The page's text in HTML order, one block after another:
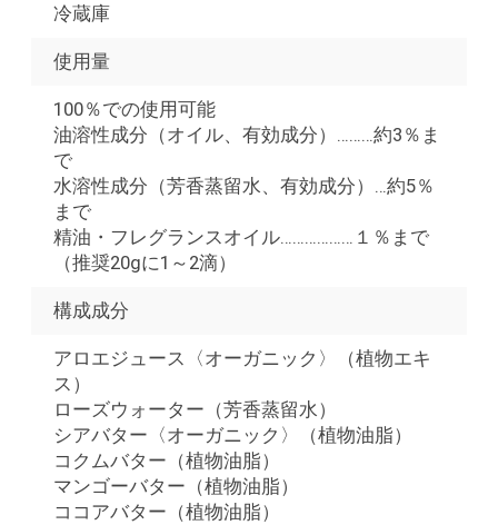
冷蔵庫
使用量
100％での使用可能
油溶性成分（オイル、有効成分）………約3％ま
で
水溶性成分（芳香蒸留水、有効成分）…約5％
まで
精油・フレグランスオイル………………１％まで
（推奨20gに1～2滴）
構成成分
アロエジュース〈オーガニック〉（植物エキ
ス）
ローズウォーター（芳香蒸留水）
シアバター〈オーガニック〉（植物油脂）
コクムバター（植物油脂）
マンゴーバター（植物油脂）
ココアバター（植物油脂）